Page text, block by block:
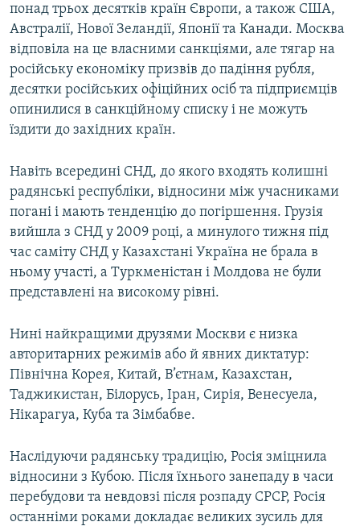
понад трьох десятків країн Європи, а також США,
Австралії, Нової Зеландії, Японії та Канади. Москва
відповіла на це власними санкціями, але тягар на
російську економіку призвів до падіння рубля,
десятки російських офіційних осіб та підприємців
опинилися в санкційному списку і не можуть
їздити до західних країн.
Навіть всередині СНД, до якого входять колишні
радянські республіки, відносини між учасниками
погані і мають тенденцію до погіршення. Грузія
вийшла з СНД у 2009 році, а минулого тижня під
час саміту СНД у Казахстані Україна не брала в
ньому участі, а Туркменістан і Молдова не були
представлені на високому рівні.
Нині найкращими друзями Москви є низка
авторитарних режимів або й явних диктатур:
Північна Корея, Китай, В’єтнам, Казахстан,
Таджикистан, Білорусь, Іран, Сирія, Венесуела,
Нікарагуа, Куба та Зімбабве.
Наслідуючи радянську традицію, Росія зміцнила
відносини з Кубою. Після їхнього занепаду в часи
перебудови та невдовзі після розпаду СРСР, Росія
останніми роками докладає великих зусиль для